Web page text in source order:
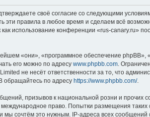
своё согласие со следующими
правила в любое время и сделаем всё
использование конференции «rus-canary.ru»
«они», «программное обеспечение phpBB»,
его можно по адресу www.phpbb.com.
не несёт ответственности за то, что
обращайтесь по адресу https://www.phpbb.com/.
призывов к национальной розни и прочих
право. Попытки размещения таких
сочтём это нужным. IP-адреса всех сообщений